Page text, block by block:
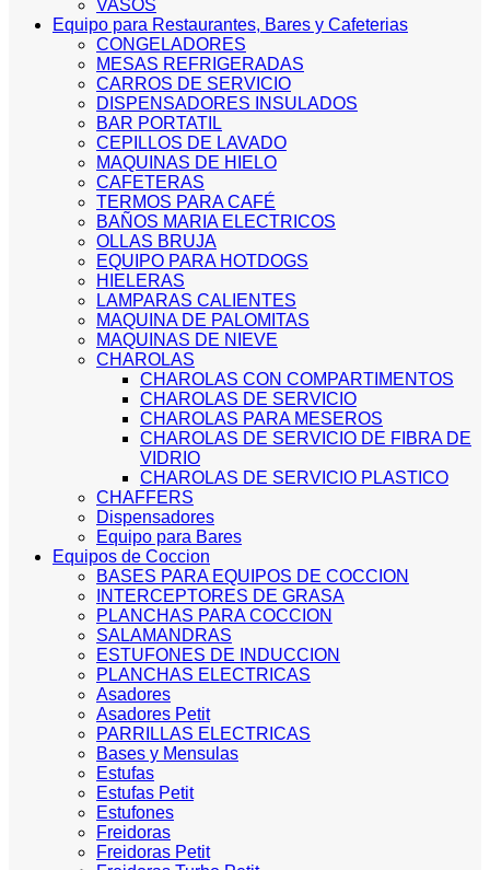
VASOS
Equipo para Restaurantes, Bares y Cafeterias
CONGELADORES
MESAS REFRIGERADAS
CARROS DE SERVICIO
DISPENSADORES INSULADOS
BAR PORTATIL
CEPILLOS DE LAVADO
MAQUINAS DE HIELO
CAFETERAS
TERMOS PARA CAFÉ
BAÑOS MARIA ELECTRICOS
OLLAS BRUJA
EQUIPO PARA HOTDOGS
HIELERAS
LAMPARAS CALIENTES
MAQUINA DE PALOMITAS
MAQUINAS DE NIEVE
CHAROLAS
CHAROLAS CON COMPARTIMENTOS
CHAROLAS DE SERVICIO
CHAROLAS PARA MESEROS
CHAROLAS DE SERVICIO DE FIBRA DE
VIDRIO
CHAROLAS DE SERVICIO PLASTICO
CHAFFERS
Dispensadores
Equipo para Bares
Equipos de Coccion
BASES PARA EQUIPOS DE COCCION
INTERCEPTORES DE GRASA
PLANCHAS PARA COCCION
SALAMANDRAS
ESTUFONES DE INDUCCION
PLANCHAS ELECTRICAS
Asadores
Asadores Petit
PARRILLAS ELECTRICAS
Bases y Mensulas
Estufas
Estufas Petit
Estufones
Freidoras
Freidoras Petit